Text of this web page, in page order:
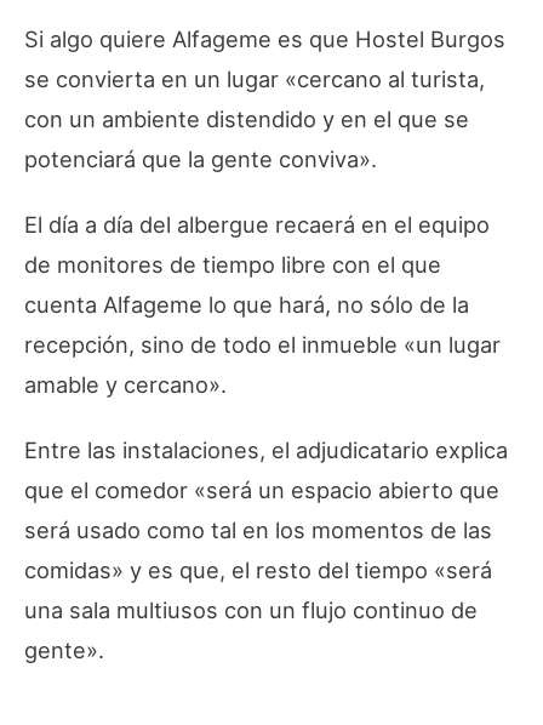
Si algo quiere Alfageme es que Hostel Burgos
se convierta en un lugar «cercano al turista,
con un ambiente distendido y en el que se
potenciará que la gente conviva».
El día a día del albergue recaerá en el equipo
de monitores de tiempo libre con el que
cuenta Alfageme lo que hará, no sólo de la
recepción, sino de todo el inmueble «un lugar
amable y cercano».
Entre las instalaciones, el adjudicatario explica
que el comedor «será un espacio abierto que
será usado como tal en los momentos de las
comidas» y es que, el resto del tiempo «será
una sala multiusos con un flujo continuo de
gente».